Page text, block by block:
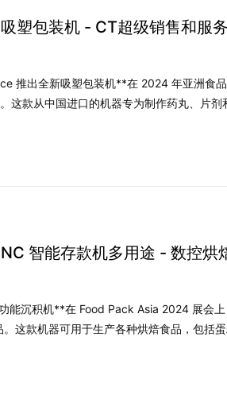
塑包装机 - CT超级销售和服务
推出全新吸塑包装机**在 2024 年亚洲食
这款从中国进口的机器专为制作药丸、片
智能存款机多用途 - 数控烘
能沉积机**在 Food Pack Asia 2024 展会
这款机器可用于生产各种烘焙食品，包括